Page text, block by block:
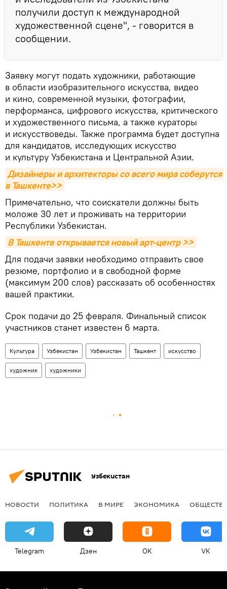
получили доступ к международной
художественной сцене", - говорится в
сообщении.
Заявку могут подать художники, работающие
в области изобразительного искусства, видео
и кино, современной музыки, фотографии,
перформанса, цифрового искусства, критического
и художественного письма, а также кураторы
и искусствоведы. Также программа будет доступна
для кандидатов, исследующих искусство
и культуру Узбекистана и Центральной Азии.
Дизайнеры и архитекторы со всего мира соберутся
в Ташкенте>>
Примечательно, что соискатели должны быть
моложе 30 лет и проживать на территории
Республики Узбекистан.
В Ташкенте открывается новый арт-центр >>
Для подачи заявки необходимо отправить свое
резюме, портфолио и в свободной форме
(максимум 200 слов) рассказать об особенностях
вашей практики.
Срок подачи до 25 февраля. Финальный список
участников станет известен 6 марта.
Культура Узбекистан Узбекистан Ташкент искусство
художник художники
Узбекистан
НОВОСТИ ПОЛИТИКА В МИРЕ ЭКОНОМИКА
Telegram Дзен OK VK